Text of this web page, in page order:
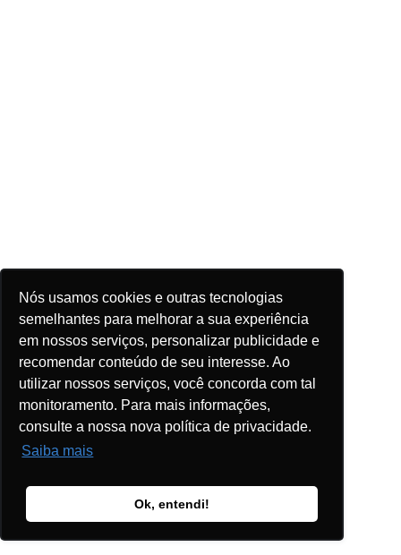
Nós usamos cookies e outras tecnologias
semelhantes para melhorar a sua experiência
em nossos serviços, personalizar publicidade e
recomendar conteúdo de seu interesse. Ao
utilizar nossos serviços, você concorda com tal
monitoramento. Para mais informações,
consulte a nossa nova política de privacidade.
Saiba mais
Ok, entendi!